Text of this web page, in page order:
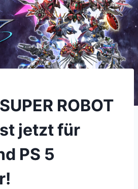
ROBOT
jetzt für
PS 5